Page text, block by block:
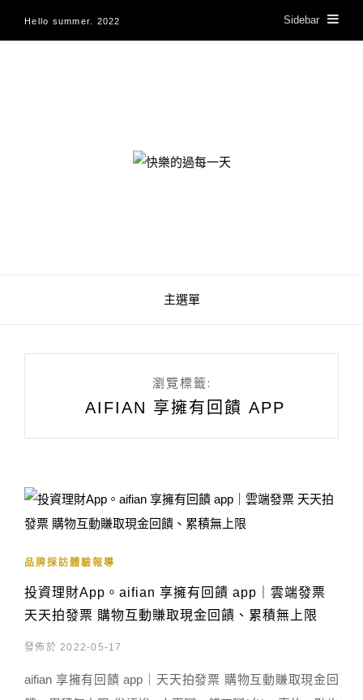
Hello summer. 2022 Sidebar
快樂的過每一天
主選單
瀏覽標籤:
AIFIAN 享擁有回饋 APP
品牌採訪體驗報導
投資理財App。aifian 享擁有回饋 app｜雲端發票
天天拍發票 購物互動賺取現金回饋、累積無上限
發佈於 2022-05-17
aifian 享擁有回饋 app｜天天拍發票 購物互動賺取現金回